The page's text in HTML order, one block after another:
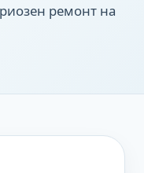
ремонт на